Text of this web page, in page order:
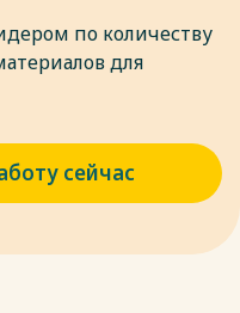
по количеству
для
сейчас